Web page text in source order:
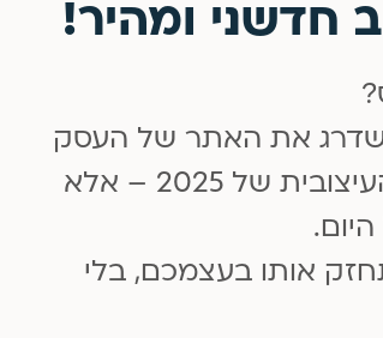
חדשני ומהיר!
לשדרג את האתר של העסק
שלכם כך שלא רק שתשדרו חדשנות והתאמה לשפה העיצובית של 2025 – אלא
אותו בעצמכם, בלי